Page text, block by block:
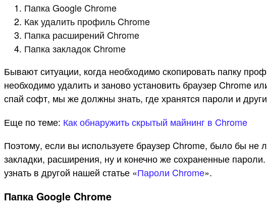
Папка Google Chrome
Как удалить профиль Chrome
Папка расширений Chrome
Папка закладок Chrome
Бывают ситуации, когда необходимо скопировать папку
необходимо удалить и заново установить браузер Chrome
спай софт, мы же должны знать, где хранятся пароли и
Еще по теме: Как обнаружить скрытый майнинг в Chrome
Поэтому, если вы используете браузер Chrome, было бы не
закладки, расширения, ну и конечно же сохраненные
узнать в другой нашей статье «Пароли Chrome».
Папка Google Chrome